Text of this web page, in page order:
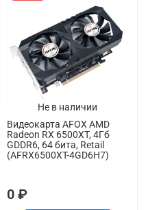
Не в наличии
Видеокарта AFOX AMD
Radeon RX 6500XT, 4Гб
GDDR6, 64 бита, Retail
(AFRX6500XT-4GD6H7)
0 ₽